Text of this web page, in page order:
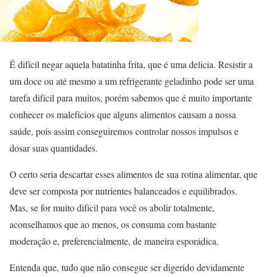
É difícil negar aquela batatinha frita, que é uma delicia. Resistir a
um doce ou até mesmo a um refrigerante geladinho pode ser uma
tarefa difícil para muitos, porém sabemos que é muito importante
conhecer os malefícios que alguns alimentos causam a nossa
saúde, pois assim conseguiremos controlar nossos impulsos e
dosar suas quantidades.
O certo seria descartar esses alimentos de sua rotina alimentar, que
deve ser composta por nutrientes balanceados e equilibrados.
Mas, se for muito difícil para você os abolir totalmente,
aconselhamos que ao menos, os consuma com bastante
moderação e, preferencialmente, de maneira esporádica.
Entenda que, tudo que não consegue ser digerido devidamente